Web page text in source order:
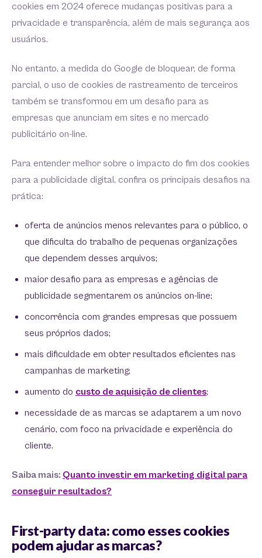
cookies em 2024 oferece mudanças positivas para a
privacidade e transparência, além de mais segurança aos
usuários.
No entanto, a medida do Google de bloquear, de forma
parcial, o uso de cookies de rastreamento de terceiros
também se transformou em um desafio para as
empresas que anunciam em sites e no mercado
publicitário on-line.
Para entender melhor sobre o impacto do fim dos cookies
para a publicidade digital, confira os principais desafios na
prática:
oferta de anúncios menos relevantes para o público, o
que dificulta do trabalho de pequenas organizações
que dependem desses arquivos;
maior desafio para as empresas e agências de
publicidade segmentarem os anúncios on-line;
concorrência com grandes empresas que possuem
seus próprios dados;
mais dificuldade em obter resultados eficientes nas
campanhas de marketing;
aumento do custo de aquisição de clientes;
necessidade de as marcas se adaptarem a um novo
cenário, com foco na privacidade e experiência do
cliente.
Saiba mais: Quanto investir em marketing digital para
conseguir resultados?
First-party data: como esses cookies
podem ajudar as marcas?